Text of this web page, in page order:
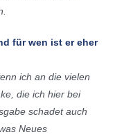
für wen ist er eher
ich an die vielen
die ich hier bei
schadet auch
Neues